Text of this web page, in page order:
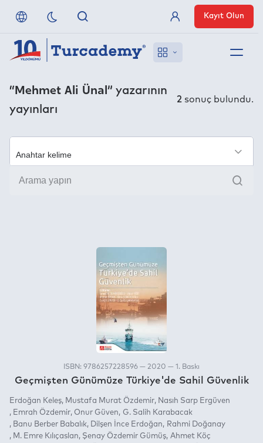
Referanslarımız
Uzaktan Erişim
Nasıl Erişirim
Üye Girişi
Kayıt Olun
“Mehmet Ali Ünal” yazarının
yayınları
2 sonuç bulundu.
Ara
ISBN: 9786257228596 — 2020 — 1. Baskı
Geçmişten Günümüze Türkiye'de Sahil Güvenlik
Erdoğan Keleş Mustafa Murat Özdemir
Nasıh Sarp Ergüven
Emrah Özdemir Onur Güven
G. Salih Karabacak
Banu Berber Babalık
Dilşen İnce Erdoğan
Rahmi Doğanay
M. Emre Kılıçaslan
Şenay Özdemir Gümüş Ahmet Köç